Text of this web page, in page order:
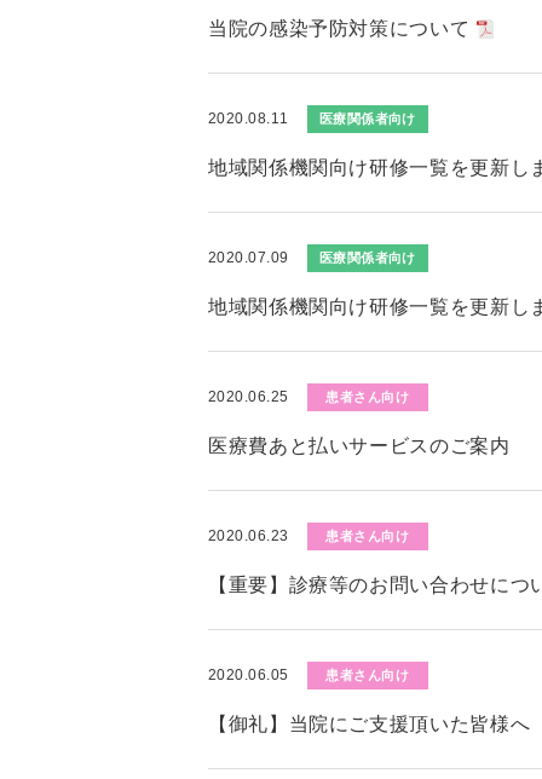
当院の感染予防対策について
2020.08.11 医療関係者向け
地域関係機関向け研修一覧を更新し
2020.07.09 医療関係者向け
地域関係機関向け研修一覧を更新し
2020.06.25 患者さん向け
医療費あと払いサービスのご案内
2020.06.23 患者さん向け
【重要】診療等のお問い合わせにつ
2020.06.05 患者さん向け
【御礼】当院にご支援頂いた皆様へ